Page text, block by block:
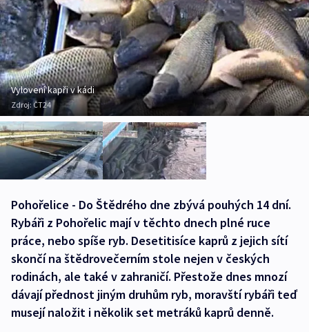
Vylovení kapři v kádi
Zdroj: ČT24
Pohořelice - Do Štědrého dne zbývá pouhých 14 dní.
Rybáři z Pohořelic mají v těchto dnech plné ruce
práce, nebo spíše ryb. Desetitisíce kaprů z jejich sítí
skončí na štědrovečerním stole nejen v českých
rodinách, ale také v zahraničí. Přestože dnes mnozí
dávají přednost jiným druhům ryb, moravští rybáři teď
musejí naložit i několik set metráků kaprů denně.